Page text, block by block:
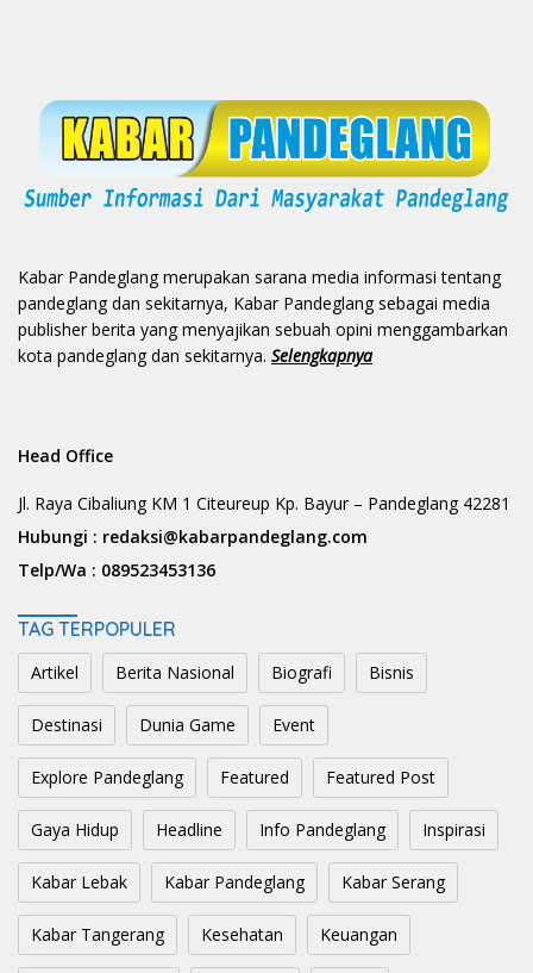
Kabar Pandeglang merupakan sarana media informasi tentang
pandeglang dan sekitarnya, Kabar Pandeglang sebagai media
publisher berita yang menyajikan sebuah opini menggambarkan
kota pandeglang dan sekitarnya. Selengkapnya
Head Office
Jl. Raya Cibaliung KM 1 Citeureup Kp. Bayur – Pandeglang 42281
Hubungi : redaksi@kabarpandeglang.com
Telp/Wa : 089523453136
TAG TERPOPULER
Artikel Berita Nasional Biografi Bisnis
Destinasi Dunia Game Event
Explore Pandeglang Featured Featured Post
Gaya Hidup Headline Info Pandeglang Inspirasi
Kabar Lebak Kabar Pandeglang Kabar Serang
Kabar Tangerang Kesehatan Keuangan